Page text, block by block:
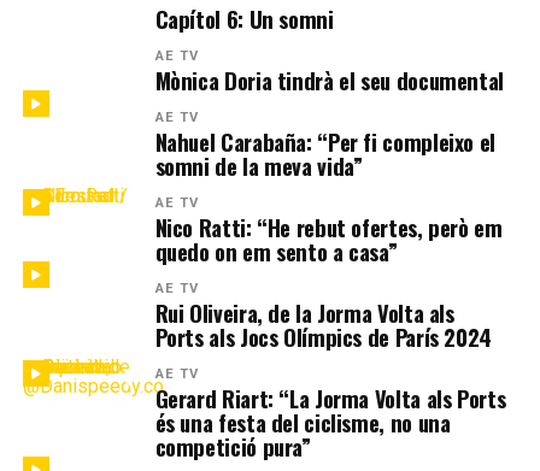
Capítol 6: Un somni
AE TV
Mònica Doria tindrà el seu documental
AE TV
Nahuel Carabaña: “Per fi compleixo el
somni de la meva vida”
AE TV
Nico Ratti: “He rebut ofertes, però em
quedo on em sento a casa”
AE TV
Rui Oliveira, de la Jorma Volta als
Ports als Jocs Olímpics de París 2024
AE TV
Gerard Riart: “La Jorma Volta als Ports
és una festa del ciclisme, no una
competició pura”